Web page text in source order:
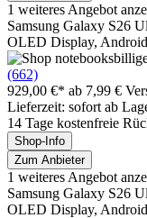
1 weiteres Angebot
Samsung Galaxy S26
OLED Display,
(662)
929,00 €* ab 7,99 €
Lieferzeit: sofort ab
14 Tage kostenfreie
Shop-Info
Zum Anbieter
1 weiteres Angebot
Samsung Galaxy S26
OLED Display,